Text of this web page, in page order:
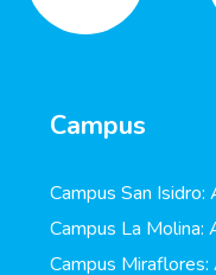
Campus
Campus San Isidro:
Campus La Molina:
Campus